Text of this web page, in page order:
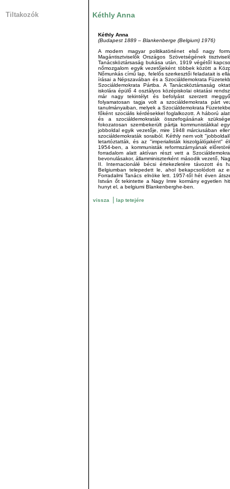
Tiltakozók Kéthly Anna
Kéthly Anna
(Budapest 1889 – Blankenberge (Belgium) 1976)
A modern magyar politikatörténet első nagy
Magántisztviselők Országos Szövetségének
Tanácsköztársaság bukása után, 1919 végétől
nőmozgalom egyik vezetőjeként többek között a
Nőmunkás című lap, felelős szerkesztői feladatait is
írásai a Népszavában és a Szociáldemokrata
Szociáldemokrata Pártba. A Tanácsköztársaság
iskolára épülő 4 osztályos középiskolai oktatási
már nagy tekintélyt és befolyást szerzett
folyamatosan tagja volt a szociáldemokrata párt
tanulmányaiban, melyek a Szociáldemokrata
főként szociális kérdésekkel foglalkozott. A háború
és a szociáldemokraták összefogásának
fokozatosan szembekerült pártja kommunistákkal
jobboldal egyik vezetője, mire 1948 márciusában
szociáldemokraták soraiból. Kéthly nem volt
letartóztatták, és az "imperialisták kiszolgálójaként"
1954-ben, a kommunisták reformszárnyának
forradalom alatt aktívan részt vett a
bevonulásakor, államminiszterként második vezető,
II. Internacionálé bécsi értekezletére távozott és
Belgiumban telepedett le, ahol bekapcsolódott az
Forradalmi Tanács elnöke lett. 1957-től hét éven
István őt tekintette a Nagy Imre kormány egyetlen
hunyt el, a belgiumi Blankenberghe-ben.
vissza | lap tetejére